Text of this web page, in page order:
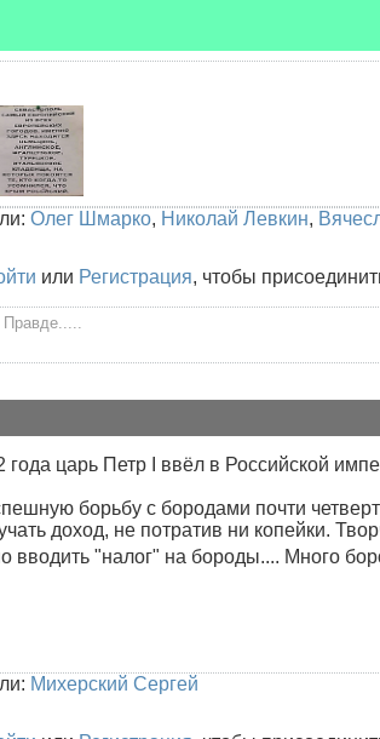
Олег Шмарко, Николай Левкин,
или Регистрация, чтобы
года царь Петр I ввёл в Российской
борьбу с бородами почти
доход, не потратив ни копейки.
вводить "налог" на бороды.... Много
Михерский Сергей